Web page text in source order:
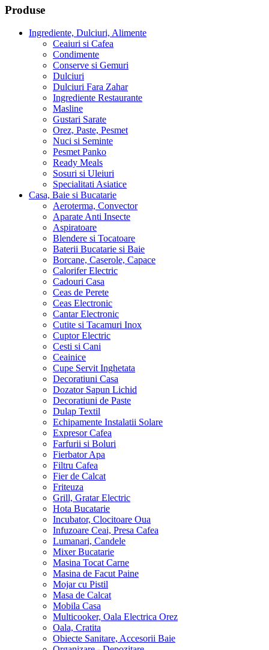
Produse
Ingrediente, Dulciuri, Alimente
Ceaiuri si Cafea
Condimente
Conserve si Gemuri
Dulciuri
Dulciuri Fara Zahar
Ingrediente Restaurante
Masline
Gustari Sarate
Orez, Paste, Pesmet
Nuci si Seminte
Pesmet Panko
Ready Meals
Sosuri si Uleiuri
Specialitati Asiatice
Casa, Baie si Bucatarie
Aeroterma, Convector
Aparate Anti Insecte
Aspiratoare
Blendere si Tocatoare
Baterii Bucatarie si Baie
Borcane, Caserole, Capace
Calorifer Electric
Cadouri Casa
Ceas de Perete
Ceas Electronic
Cantar Electronic
Cutite si Tacamuri Inox
Cuptor Electric
Cesti si Cani
Ceainice
Cupe Servit Inghetata
Decoratiuni Casa
Dozator Sapun Lichid
Decoratiuni de Paste
Dulap Textil
Echipamente Instalatii Solare
Expresor Cafea
Farfurii si Boluri
Fierbator Apa
Filtru Cafea
Fier de Calcat
Friteuza
Grill, Gratar Electric
Hota Bucatarie
Incubator, Clocitoare Oua
Infuzoare Ceai, Presa Cafea
Lumanari, Candele
Mixer Bucatarie
Masina Tocat Carne
Masina de Facut Paine
Mojar cu Pistil
Masa de Calcat
Mobila Casa
Multicooker, Oala Electrica Orez
Oala, Cratita
Obiecte Sanitare, Accesorii Baie